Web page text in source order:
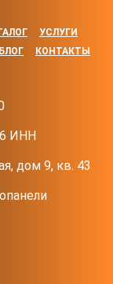
УСЛУГИ
БЛОГ КОНТАКТЫ
ИНН
дом 9, кв. 43